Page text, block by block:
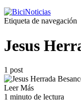
Etiqueta de navegación
Jesus
1 post
Leer Más
1 minuto de lectura